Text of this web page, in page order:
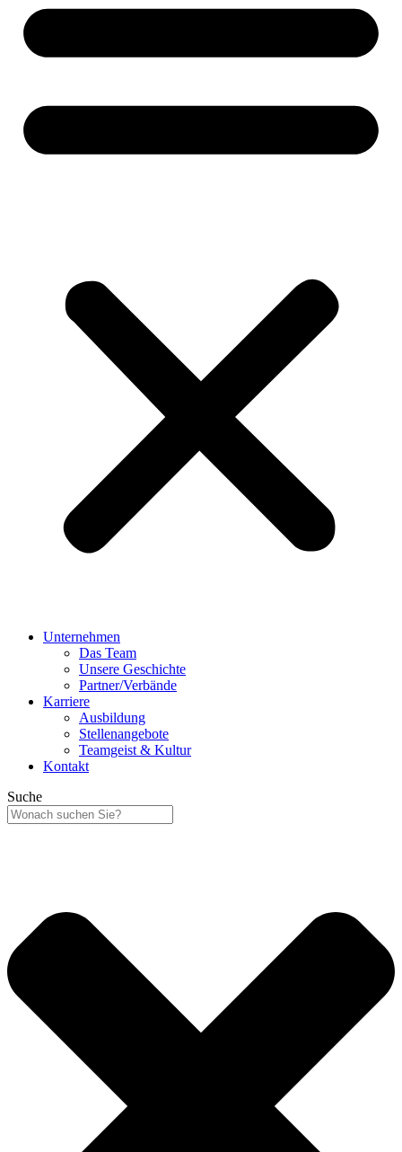
Unternehmen
Das Team
Unsere Geschichte
Partner/Verbände
Karriere
Ausbildung
Stellenangebote
Teamgeist & Kultur
Kontakt
Suche